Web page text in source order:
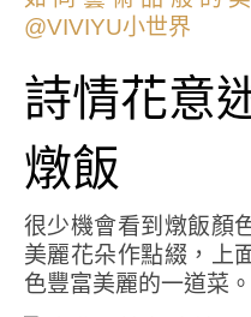
詩情花意
燉飯
很少機會看到燉飯顏
美麗花朵作點綴，上
色豐富美麗的一道菜。